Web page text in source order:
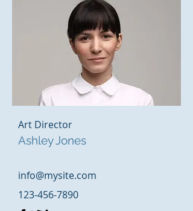
Art Director
Ashley Jones
info@mysite.com
123-456-7890